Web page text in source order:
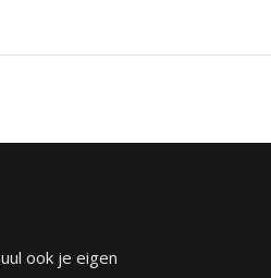
ook je eigen